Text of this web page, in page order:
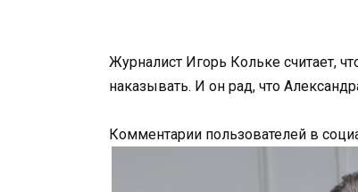
Журналист Игорь Кольке считает,
наказывать. И он рад, что
Комментарии пользователей в